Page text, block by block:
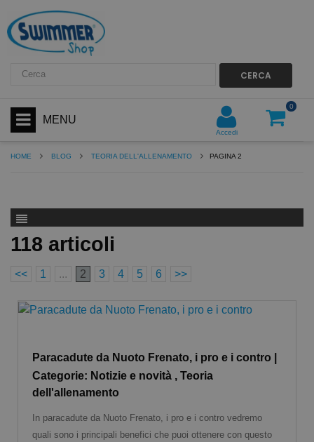
CERCA
MENU
0
Accedi
HOME BLOG TEORIA DELL'ALLENAMENTO PAGINA 2
118 articoli
<< 1 ... 2 3 4 5 6 >>
Paracadute da Nuoto Frenato, i pro e i contro |
Categorie: Notizie e novità , Teoria
dell'allenamento
In paracadute da Nuoto Frenato, i pro e i contro vedremo
quali sono i principali benefici che puoi ottenere con questo